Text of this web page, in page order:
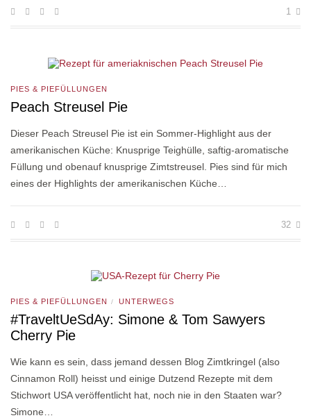
1
PIES & PIEFÜLLUNGEN
Peach Streusel Pie
Dieser Peach Streusel Pie ist ein Sommer-Highlight aus der
amerikanischen Küche: Knusprige Teighülle, saftig-aromatische
Füllung und obenauf knusprige Zimtstreusel. Pies sind für mich
eines der Highlights der amerikanischen Küche…
32
PIES & PIEFÜLLUNGEN / UNTERWEGS
#TraveltUeSdAy: Simone & Tom Sawyers
Cherry Pie
Wie kann es sein, dass jemand dessen Blog Zimtkringel (also
Cinnamon Roll) heisst und einige Dutzend Rezepte mit dem
Stichwort USA veröffentlicht hat, noch nie in den Staaten war?
Simone…